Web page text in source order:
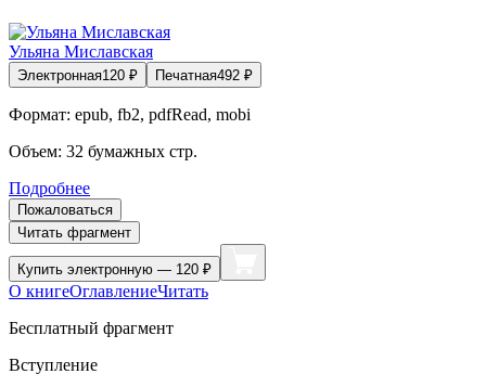
Ульяна Миславская
Электронная120 ₽ Печатная492 ₽
Формат: epub, fb2, pdfRead, mobi
Объем: 32 бумажных стр.
Подробнее
Пожаловаться
Читать фрагмент
Купить электронную — 120 ₽
О книгеОглавлениеЧитать
Бесплатный фрагмент
Вступление